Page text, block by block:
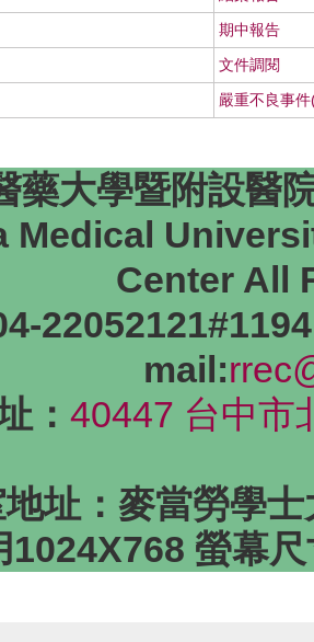
期中報告
文件調閱
嚴重不良事
藥大學暨附設醫
Medical
Center All
mail:
：40447 台中市
址：麥當勞學
1024X768 螢幕